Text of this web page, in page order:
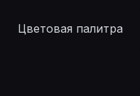
Цветовая палитра